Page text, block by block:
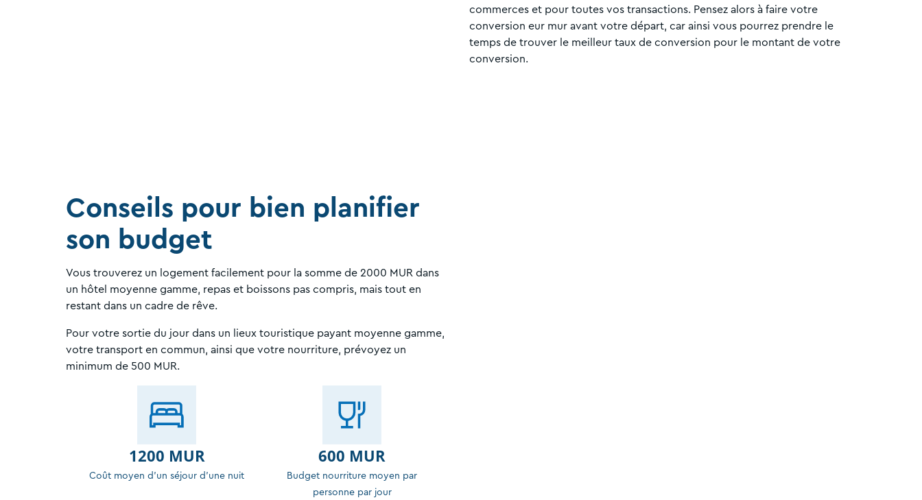
commerces et pour toutes vos transactions. Pensez alors à faire votre
conversion eur mur avant votre départ, car ainsi vous pourrez prendre le
temps de trouver le meilleur taux de conversion pour le montant de votre
conversion.
Conseils pour bien planifier
son budget
Vous trouverez un logement facilement pour la somme de 2000 MUR dans
un hôtel moyenne gamme, repas et boissons pas compris, mais tout en
restant dans un cadre de rêve.
Pour votre sortie du jour dans un lieux touristique payant moyenne gamme,
votre transport en commun, ainsi que votre nourriture, prévoyez un
minimum de 500 MUR.
1200 MUR
Coût moyen d'un séjour d'une nuit
600 MUR
Budget nourriture moyen par
personne par jour